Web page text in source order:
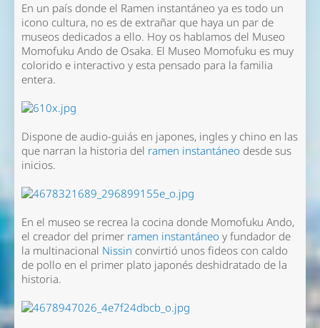
En un país donde el Ramen instantáneo ya es todo un
icono cultura, no es de extrañar que haya un par de
museos dedicados a ello. Hoy os hablamos del Museo
Momofuku Ando de Osaka. El Museo Momofuku es muy
colorido e interactivo y esta pensado para la familia
entera.
Dispone de audio-guiás en japones, ingles y chino en las
que narran la historia del ramen instantáneo desde sus
inicios.
En el museo se recrea la cocina donde Momofuku Ando,
el creador del primer ramen instantáneo y fundador de
la multinacional Nissin convirtió unos fideos con caldo
de pollo en el primer plato japonés deshidratado de la
historia.